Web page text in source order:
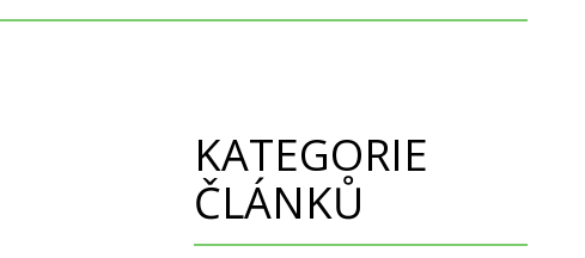
KATEGORIE
ČLÁNKŮ